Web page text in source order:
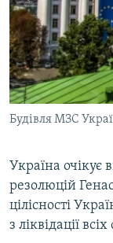
ВІДЕОУРОКИ
СВІДЧЕННЯ
УКРАЇНСЬКА
ІНФОГРАФІКА
Русский
Qırımtatar
ДОЛУЧАЙСЯ!
Усі сайти
Будівля МЗС
Україна очікує
резолюцій
цілісності
з ліквідації